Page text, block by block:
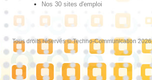
Nos 30 sites d'emploi
Tous droits réservés © Techno-Communication 2026